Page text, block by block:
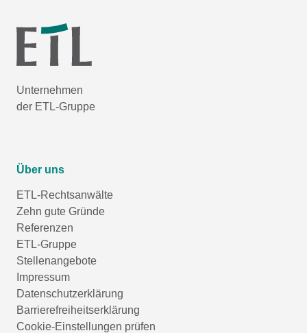
Unternehmen
der ETL-Gruppe
Über uns
ETL-Rechtsanwälte
Zehn gute Gründe
Referenzen
ETL-Gruppe
Stellenangebote
Impressum
Datenschutzerklärung
Barrierefreiheitserklärung
Cookie-Einstellungen prüfen